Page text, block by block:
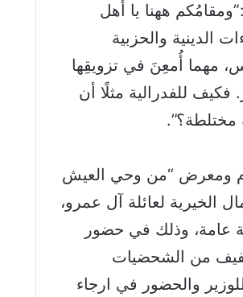
ههنا يا أهل
الدينية والحزبية
مهما أُمعِنَ في تزويقِها
فكيف للفدرالية مثلًا أن
مختلطة؟”.
ومعرض “من وحي العيش
الخيرية لعائلة آل عمرو،
عامة، وذلك في حضور
من الشحضيات
للوزير والحضور في ارجاء